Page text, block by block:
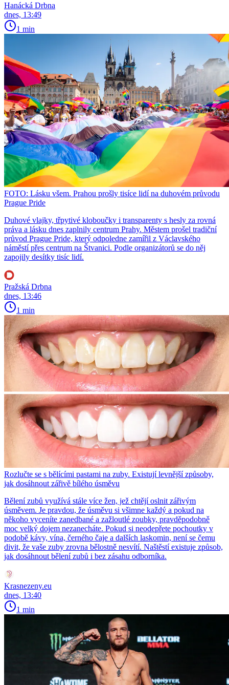
Hanácká Drbna
dnes, 13:49
1 min
FOTO: Lásku všem. Prahou prošly tisíce lidí na duhovém průvodu
Prague Pride
Duhové vlajky, třpytivé kloboučky i transparenty s hesly za rovná
práva a lásku dnes zaplnily centrum Prahy. Městem prošel tradiční
průvod Prague Pride, který odpoledne zamířil z Václavského
náměstí přes centrum na Štvanici. Podle organizátorů se do něj
zapojily desítky tisíc lidí.
Pražská Drbna
dnes, 13:46
1 min
Rozlučte se s bělícími pastami na zuby. Existují levnější způsoby,
jak dosáhnout zářivě bílého úsměvu
Bělení zubů využívá stále více žen, jež chtějí oslnit zářivým
úsměvem. Je pravdou, že úsměvu si všimne každý a pokud na
někoho vyceníte zanedbané a zažloutlé zoubky, pravděpodobně
moc velký dojem nezanecháte. Pokud si neodepřete pochoutky v
podobě kávy, vína, černého čaje a dalších laskomin, není se čemu
divit, že vaše zuby zrovna bělostně nesvítí. Naštěstí existuje způsob,
jak dosáhnout bělení zubů i bez zásahu odborníka.
Krasnezeny.eu
dnes, 13:40
1 min